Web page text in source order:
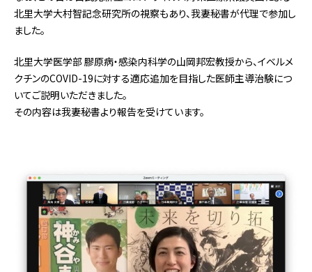
北里大学大村智記念研究所の視察もあり、我妻秘書が代理で参加し
ました。
北里大学医学部 膠原病・感染内科学の山岡邦宏教授から、イベルメ
クチンのCOVID-19に対する適応追加を目指した医師主導治験につ
いてご説明いただきました。
その内容は我妻秘書より報告を受けています。